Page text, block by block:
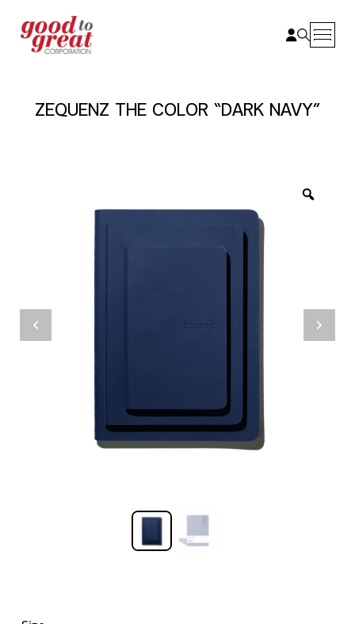
ZEQUENZ THE COLOR “DARK NAVY”